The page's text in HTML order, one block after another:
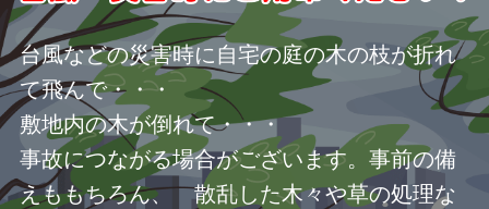
台風などの災害時に自宅の庭の木の枝が折れ
て飛んで・・・
敷地内の木が倒れて・・・
事故につながる場合がございます。事前の備
えももちろん、 散乱した木々や草の処理な